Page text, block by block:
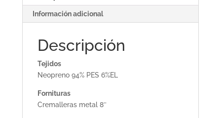
Información adicional
Descripción
Tejidos
Neopreno 94% PES 6%EL
Fornituras
Cremalleras metal 8″